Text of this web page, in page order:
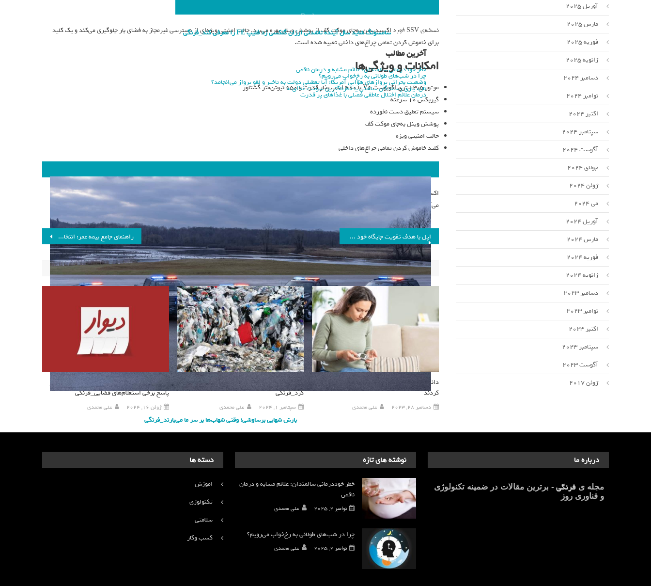
Ford
پیشنهاد مطالعه:سامسونگ شاید سال آینده تاشدنی ارزان گلکسی زد فلیپ FE را معرفی کند_فرنگی
آخرین مطالب
خطر خوددرمانی سالمندان: علائم مشابه و درمان ناقص
چرا در شب‌های طولانی به رخ‌خواب می‌رویم؟
وضعیت بحرانی پروازهای هوایی آمریکا: آیا تعطیلی دولت به تاخیر و لغو پرواز می‌انجامد؟
نان، یاری رساندگان سلامتی یا خطرناکترین سوخت غذای ما
درمان علائم اختلال عاطفی فصلی با غذاهای پُر قدرت
نسخه‌ی SSV فورد اکسپدیشن به‌جای موکت کف از پوشش وینل بهره می‌برد. حالت امنیتی ویژه‌ای از دسترسی غیرمجاز به فضای بار جلوگیری می‌کند و یک کلید
برای خاموش کردن تمامی چراغ‌های داخلی تعبیه شده است.
امکانات و ویژگی‌ها
موتور ۳٫۵ لیتری اکوبوست V6 با ۴۰۰ اسب بخار قدرت و ۶۵۰ نیوتن‌متر گشتاور
گیربکس ۱۰ سرعته
سیستم تعلیق دست نخورده
پوشش وینل به‌جای موکت کف
حالت امنیتی ویژه
کلید خاموش کردن تمامی چراغ‌های داخلی
Ford
پیشنهاد مطالعه:بارش شهابی برساوشی؛ وقتی شهاب‌ها بر سر ما می‌بارند_فرنگی
اکسپدیشن SSV به سایر نسخه‌های SSV خودروهایی مانند اکسپلورر، ترنسیت و F-150 پیوست. این خودرو برای اولین بار در ناوگان پلیس آمریکا به خدمت
می‌آید و دارای ویژگی‌ها و امکانات منحصربفردی است.
راهنمای جامع بیمه عمر: انتخاب بهترین گزینه برای آینده مالی شما اپل با هدف تقویت جایگاه خود در بازار چین به سراغ هوش مصنوعی местی می‌رود
نوشته های مرتبط
عذرخواهی و جبران خسارت دیوار برای اشتباه در
پاسخ برخی استعلام‌های قضایی_فرنگی
ژوئن 16, 2024 علی محمدی
کاربر اپل با کمک ردیاب ایرتگ حقیقت مهمی را برملا
کرد_فرنگی
سپتامبر 1, 2024 علی محمدی
دانشمندان عامل جدیدی برای دیابت نوع ۲ کشف
کردند
دسامبر 28, 2023 علی محمدی
آوریل 2025
مارس 2025
فوریه 2025
ژانویه 2025
دسامبر 2024
نوامبر 2024
اکتبر 2024
سپتامبر 2024
آگوست 2024
جولای 2024
ژوئن 2024
می 2024
آوریل 2024
مارس 2024
فوریه 2024
ژانویه 2024
دسامبر 2023
نوامبر 2023
اکتبر 2023
سپتامبر 2023
آگوست 2023
ژوئن 2017
دسته ها
اموزش
تکنولوژی
سلامتی
کسب وکار
نوشته های تازه
خطر خوددرمانی سالمندان: علائم مشابه و درمان
ناقص
نوامبر 2, 2025 علی محمدی
چرا در شب‌های طولانی به رخ‌خواب می‌رویم؟
نوامبر 2, 2025 علی محمدی
درباره ما
مجله یفرنگی - برترین مقالات در ضمینه تکنولوژی
و فناوری روز